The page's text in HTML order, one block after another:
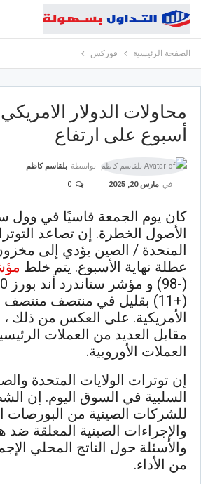
الصفحة الرئيسية فوركس
محاولات الدولار
أسبوع على ارتفاع
بواسطة بلقاسم كاظم
في مارس 20, 2025
كان يوم الجمعة قاسيًا في وول
الأصول الخطرة. إن تصاعد
المتحدة / الصين يؤدي إلى
عطلة نهاية الأسبوع. يتم خلط
(+11) بقليل في منتصف
الأمريكية. على العكس من ذلك ،
مقابل العديد من العملات
العملات الأوروبية.
إن توترات الولايات المتحدة
السلبية في السوق اليوم. إن
للشركات الصينية من البورصات
والإجراءات الصينية المعلقة ضد
والأسئلة حول الناتج المحلي
من الأداء.